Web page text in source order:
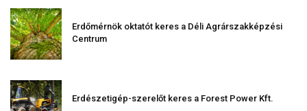
Erdőmérnök oktatót keres a Déli Agrárszakképzési
Centrum
Erdészetigép-szerelőt keres a Forest Power Kft.